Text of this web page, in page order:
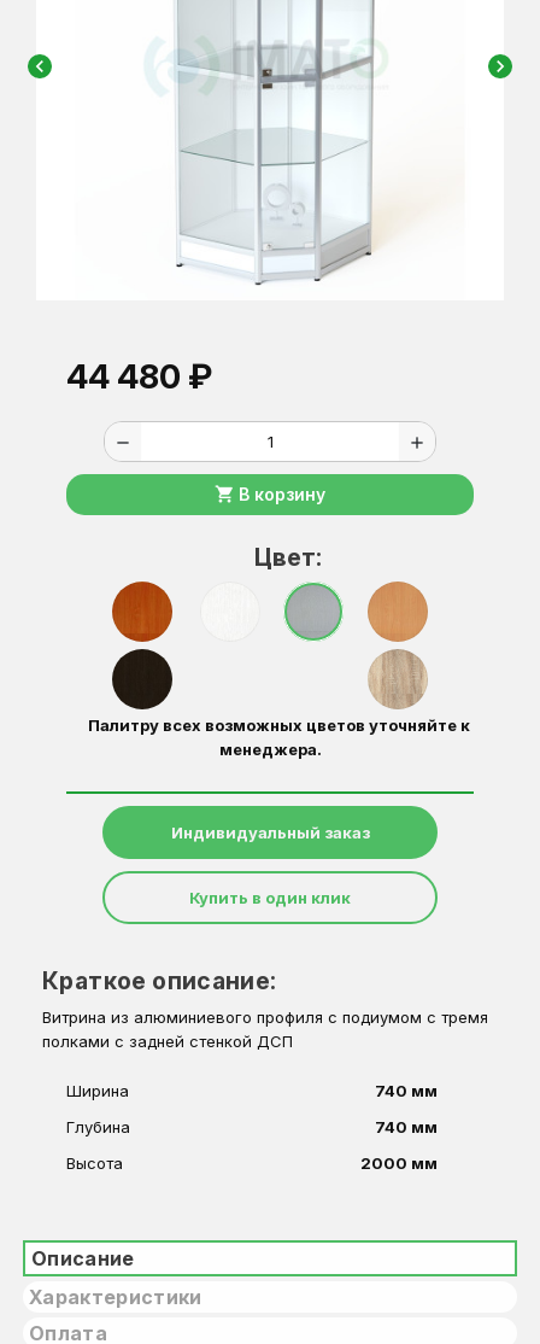
chevron_left chevron_right
44 480 ₽
remove add
shopping_cart В корзину
Цвет:
Палитру всех возможных цветов уточняйте к
менеджера.
Индивидуальный заказ
Купить в один клик
Краткое описание:
Витрина из алюминиевого профиля с подиумом с тремя
полками с задней стенкой ДСП
Ширина
740 мм
Глубина
740 мм
Высота
2000 мм
Описание
Характеристики
Оплата